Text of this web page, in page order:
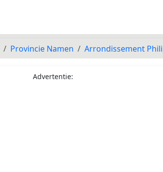
Provincie Namen Arrondissement
Advertentie: